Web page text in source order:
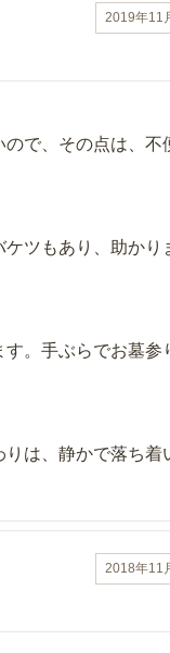
2019年11
で、その点は、不
ツもあり、助かり
。手ぶらでお墓参
は、静かで落ち着
2018年11